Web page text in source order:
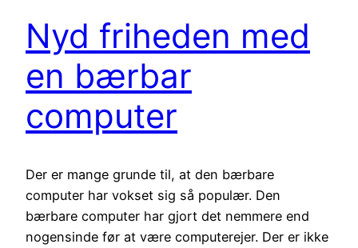
Nyd friheden med
en bærbar
computer
Der er mange grunde til, at den bærbare
computer har vokset sig så populær. Den
bærbare computer har gjort det nemmere end
nogensinde før at være computerejer. Der er ikke